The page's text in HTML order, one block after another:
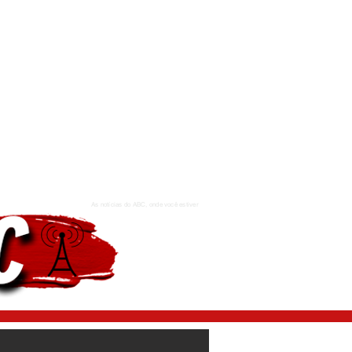
As notícias do ABC, onde você estiver